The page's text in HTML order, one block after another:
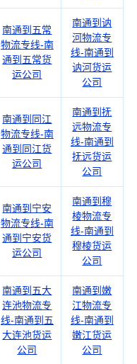
南通到五常
物流专线-南
通到五常货
运公司
南通到讷
河物流专
线-南通到
讷河货运
公司
南通到同江
物流专线-南
通到同江货
运公司
南通到抚
远物流专
线-南通到
抚远货运
公司
南通到宁安
物流专线-南
通到宁安货
运公司
南通到穆
棱物流专
线-南通到
穆棱货运
公司
南通到五大
连池物流专
线-南通到五
大连池货运
公司
南通到嫩
江物流专
线-南通到
嫩江货运
公司